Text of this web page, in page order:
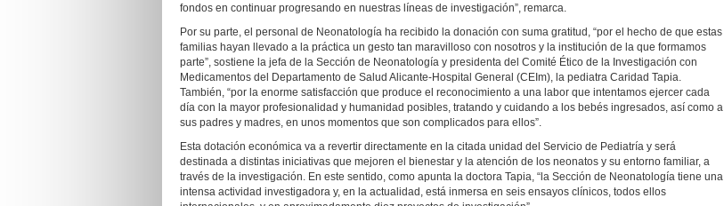
fondos en continuar progresando en nuestras líneas de investigación”, remarca.
Por su parte, el personal de Neonatología ha recibido la donación con suma gratitud, “por el hecho de que estas
familias hayan llevado a la práctica un gesto tan maravilloso con nosotros y la institución de la que formamos
parte”, sostiene la jefa de la Sección de Neonatología y presidenta del Comité Ético de la Investigación con
Medicamentos del Departamento de Salud Alicante-Hospital General (CEIm), la pediatra Caridad Tapia.
También, “por la enorme satisfacción que produce el reconocimiento a una labor que intentamos ejercer cada
día con la mayor profesionalidad y humanidad posibles, tratando y cuidando a los bebés ingresados, así como a
sus padres y madres, en unos momentos que son complicados para ellos”.
Esta dotación económica va a revertir directamente en la citada unidad del Servicio de Pediatría y será
destinada a distintas iniciativas que mejoren el bienestar y la atención de los neonatos y su entorno familiar, a
través de la investigación. En este sentido, como apunta la doctora Tapia, “la Sección de Neonatología tiene una
intensa actividad investigadora y, en la actualidad, está inmersa en seis ensayos clínicos, todos ellos